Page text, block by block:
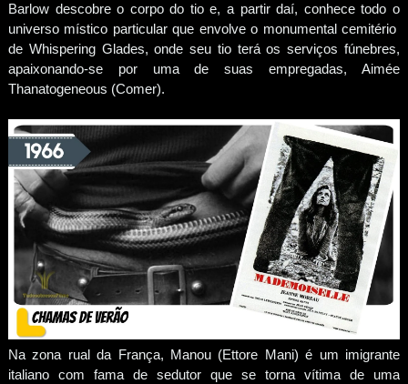
Barlow descobre o corpo do tio e, a partir daí, conhece todo o
universo místico particular que envolve o monumental cemitério
de Whispering Glades, onde seu tio terá os serviços fúnebres,
apaixonando-se por uma de suas empregadas, Aimée
Thanatogeneous (Comer).
Na zona rual da França, Manou (Ettore Mani) é um imigrante
italiano com fama de sedutor que se torna vítima de uma